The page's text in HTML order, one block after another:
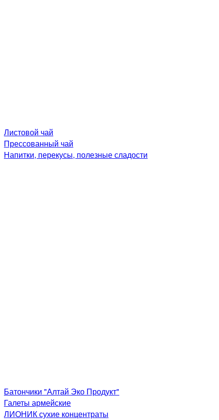
Листовой чай
Прессованный чай
Напитки, перекусы, полезные сладости
Батончики "Алтай Эко Продукт"
Галеты армейские
ЛИОНИК сухие концентраты